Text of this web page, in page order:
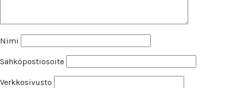
Nimi
Sähköpostiosoite
Verkkosivusto